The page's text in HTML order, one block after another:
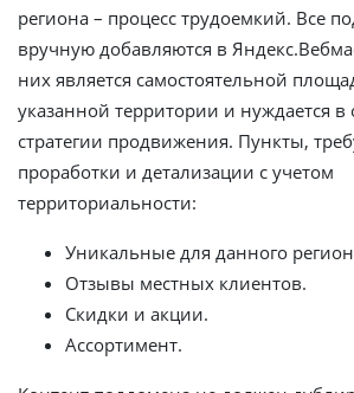
региона – процесс трудоемкий. Все
вручную добавляются в
них является самостоятельной
указанной территории и нуждается в
стратегии продвижения. Пункты,
проработки и детализации с учетом
территориальности:
Уникальные для данного
Отзывы местных клиентов.
Скидки и акции.
Ассортимент.